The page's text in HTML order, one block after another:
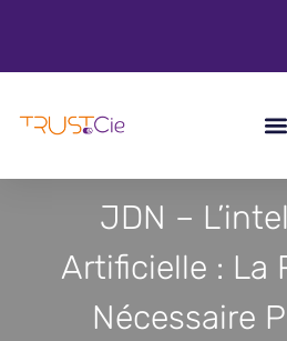
JDN –
Artificielle : La
Nécessaire